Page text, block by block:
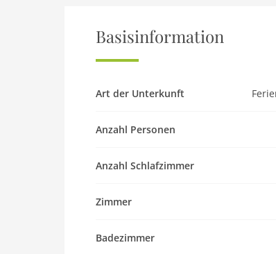
Restaurant 350 m, Bäckerei 600 m,
km, Sandstrand 6 km, Freibad 10 km,
Haustier nicht erlaubt
Maximalbelegung 2 Pers.
Badezimmer 1
Basisinformation
Art der Unterkunft
Anzahl Personen
Anzahl Schlafzimmer
Zimmer
Badezimmer